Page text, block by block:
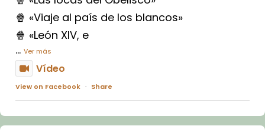
🍿 «Viaje al país de los blancos»
🍿 «León XIV, e
... Ver más
Vídeo
View on Facebook · Share
Arquebisbat de Barcelona